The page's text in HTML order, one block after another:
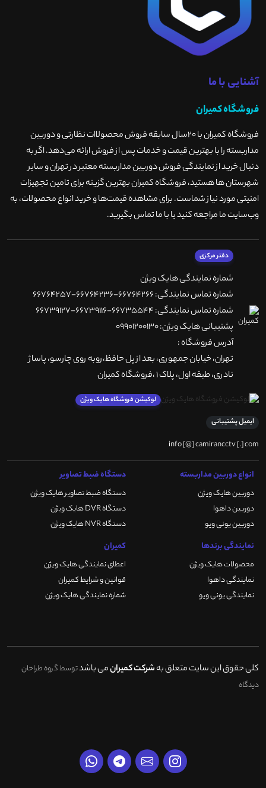
آشنایی با ما
فروشگاه کمیران
فروشگاه کمیران با ۲۰سال سابقه فروش محصولاات نظارتی و دوربین
مداربسته را با بهترین قیمت و خدمات پس از فروش ارائه می‌دهد. اگر به
دنبال خرید از نمایندگی فروش دوربین مداربسته معتبر در تهران و سایر
شهرستان ها هستید، فروشگاه کمیران بهترین گزینه برای تامین تجهیزات
امنیتی مورد نیاز شماست. برای مشاهده قیمت‌ها و خرید انواع محصولات، به
وب‌سایت ما مراجعه کنید یا با ما تماس بگیرید.
دفتر مرکزی
شماره نمایندگی هایک ویژن
شماره تماس نمایندگی: 66764266-66764236-66764257
شماره تماس نمایندگی: 66735544-66739116-66739127
پشتیبانی هایک ویژن: 09901200130
آدرس فروشگاه :
تهران، خيابان جمهوری، بعد از پل حافظ،روبه روی چارسو، پاساژ
نادری، طبقه اول، پلاک 1 ،فروشگاه کمیران
لوکیشن فروشگاه هایک ویژن
ایمیل پشتیبانی
info [@] camirancctv [.] com
انواع دوربین مداربسته
دوربین هایک ویژن
دوربین داهوا
دوربین یونی ویو
دستگاه ضبط تصاویر
دستگاه ضبط تصاویر هایک ویژن
دستگاه DVR هایک ویژن
دستگاه NVR هایک ویژن
نمایندگی برندها
محصولات هایک ویژن
نمایندگی داهوا
نمایندگی یونی ویو
کمیران
اعطای نمایندگی هایک ویژن
قوانین و شرایط کمیران
شماره نمایندگی هایک ویژن
کلی حقوق این سایت متعلق بهشرکت کمیرانمی باشدتوسط گروه طراحان
دیدگاه